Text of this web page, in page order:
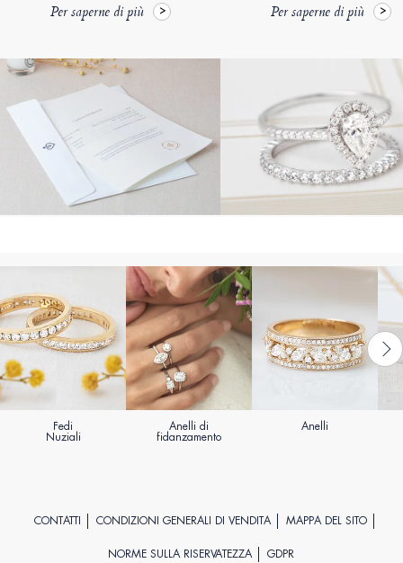
Per saperne di più Per saperne di più
Fedi
Nuziali
Anelli di
fidanzamento
Anelli
CONTATTI CONDIZIONI GENERALI DI VENDITA MAPPA DEL SITO
NORME SULLA RISERVATEZZA GDPR